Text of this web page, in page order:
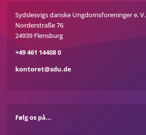
Sydslesvigs danske Ungdomsforeninger e. V.
Norderstraße 76
24939 Flensburg
+49 461 14408 0
kontoret@sdu.de
Følg os på...